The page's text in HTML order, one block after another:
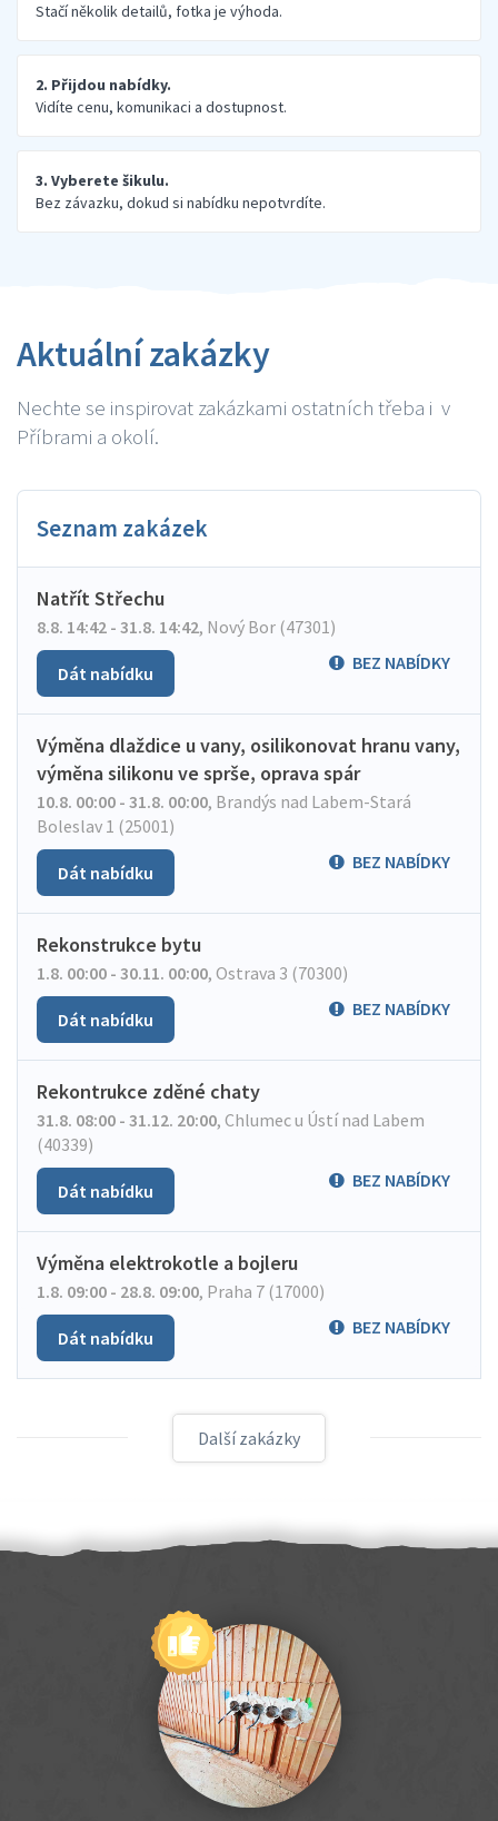
Stačí několik detailů, fotka je výhoda.
2. Přijdou nabídky.
Vidíte cenu, komunikaci a dostupnost.
3. Vyberete šikulu.
Bez závazku, dokud si nabídku nepotvrdíte.
Aktuální zakázky
Nechte se inspirovat zakázkami ostatních třeba i v
Příbrami a okolí.
Seznam zakázek
Natřít Střechu
8.8. 14:42 - 31.8. 14:42, Nový Bor (47301)
BEZ NABÍDKY
Dát nabídku
Výměna dlaždice u vany, osilikonovat hranu vany,
výměna silikonu ve sprše, oprava spár
10.8. 00:00 - 31.8. 00:00, Brandýs nad Labem-Stará
Boleslav 1 (25001)
BEZ NABÍDKY
Dát nabídku
Rekonstrukce bytu
1.8. 00:00 - 30.11. 00:00, Ostrava 3 (70300)
BEZ NABÍDKY
Dát nabídku
Rekontrukce zděné chaty
31.8. 08:00 - 31.12. 20:00, Chlumec u Ústí nad Labem
(40339)
BEZ NABÍDKY
Dát nabídku
Výměna elektrokotle a bojleru
1.8. 09:00 - 28.8. 09:00, Praha 7 (17000)
BEZ NABÍDKY
Dát nabídku
Další zakázky